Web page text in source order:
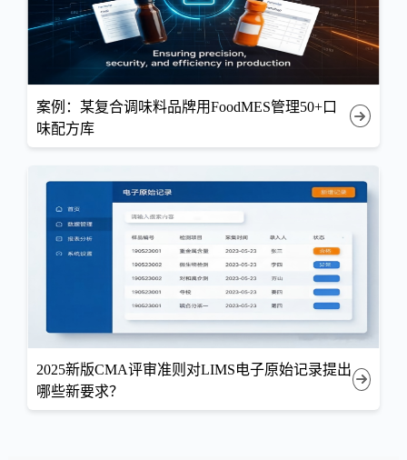
案例：某复合调味料品牌用FoodMES管理50+口
味配方库
2025新版CMA评审准则对LIMS电子原始记录提出
哪些新要求？